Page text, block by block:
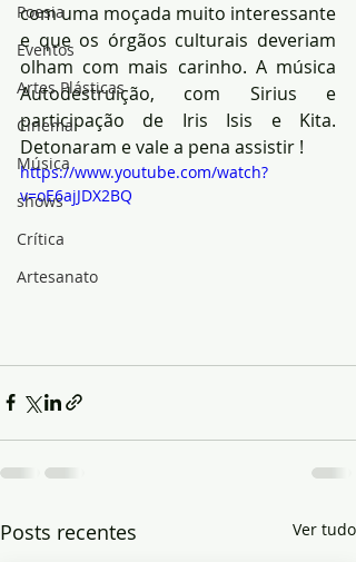
Poesia
Eventos
Artes Plásticas
Cinema
Música
shows
Crítica
Artesanato
com uma moçada muito interessante
e que os órgãos culturais deveriam
olham com mais carinho. A música
Autodestruição, com Sirius e
participação de Iris Isis e Kita.
Detonaram e vale a pena assistir !
https://www.youtube.com/watch?
v=oE6ajJDX2BQ
Posts recentes Ver tudo